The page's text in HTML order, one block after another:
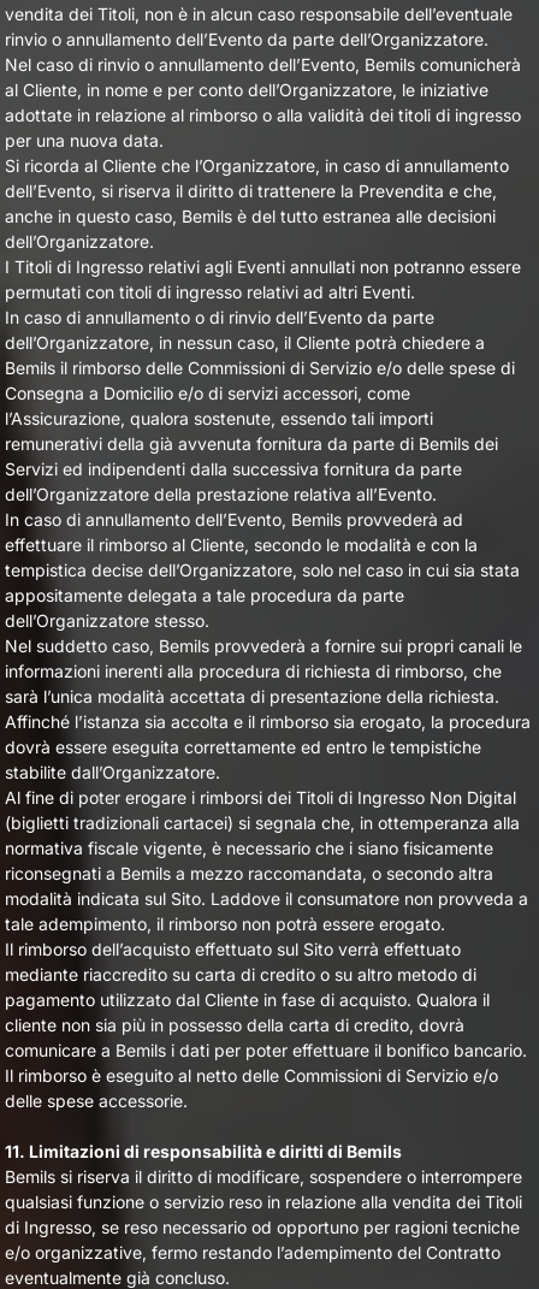
vendita dei Titoli, non è in alcun caso responsabile dell’eventuale
rinvio o annullamento dell’Evento da parte dell’Organizzatore.
Nel caso di rinvio o annullamento dell’Evento, Bemils comunicherà
al Cliente, in nome e per conto dell’Organizzatore, le iniziative
adottate in relazione al rimborso o alla validità dei titoli di ingresso
per una nuova data.
Si ricorda al Cliente che l’Organizzatore, in caso di annullamento
dell’Evento, si riserva il diritto di trattenere la Prevendita e che,
anche in questo caso, Bemils è del tutto estranea alle decisioni
dell’Organizzatore.
I Titoli di Ingresso relativi agli Eventi annullati non potranno essere
permutati con titoli di ingresso relativi ad altri Eventi.
In caso di annullamento o di rinvio dell’Evento da parte
dell’Organizzatore, in nessun caso, il Cliente potrà chiedere a
Bemils il rimborso delle Commissioni di Servizio e/o delle spese di
Consegna a Domicilio e/o di servizi accessori, come
l’Assicurazione, qualora sostenute, essendo tali importi
remunerativi della già avvenuta fornitura da parte di Bemils dei
Servizi ed indipendenti dalla successiva fornitura da parte
dell’Organizzatore della prestazione relativa all’Evento.
In caso di annullamento dell’Evento, Bemils provvederà ad
effettuare il rimborso al Cliente, secondo le modalità e con la
tempistica decise dell’Organizzatore, solo nel caso in cui sia stata
appositamente delegata a tale procedura da parte
dell’Organizzatore stesso.
Nel suddetto caso, Bemils provvederà a fornire sui propri canali le
informazioni inerenti alla procedura di richiesta di rimborso, che
sarà l’unica modalità accettata di presentazione della richiesta.
Affinché l’istanza sia accolta e il rimborso sia erogato, la procedura
dovrà essere eseguita correttamente ed entro le tempistiche
stabilite dall’Organizzatore.
Al fine di poter erogare i rimborsi dei Titoli di Ingresso Non Digital
(biglietti tradizionali cartacei) si segnala che, in ottemperanza alla
normativa fiscale vigente, è necessario che i siano fisicamente
riconsegnati a Bemils a mezzo raccomandata, o secondo altra
modalità indicata sul Sito. Laddove il consumatore non provveda a
tale adempimento, il rimborso non potrà essere erogato.
Il rimborso dell’acquisto effettuato sul Sito verrà effettuato
mediante riaccredito su carta di credito o su altro metodo di
pagamento utilizzato dal Cliente in fase di acquisto. Qualora il
cliente non sia più in possesso della carta di credito, dovrà
comunicare a Bemils i dati per poter effettuare il bonifico bancario.
Il rimborso è eseguito al netto delle Commissioni di Servizio e/o
delle spese accessorie.
11. Limitazioni di responsabilità e diritti di Bemils
Bemils si riserva il diritto di modificare, sospendere o interrompere
qualsiasi funzione o servizio reso in relazione alla vendita dei Titoli
di Ingresso, se reso necessario od opportuno per ragioni tecniche
e/o organizzative, fermo restando l’adempimento del Contratto
eventualmente già concluso.